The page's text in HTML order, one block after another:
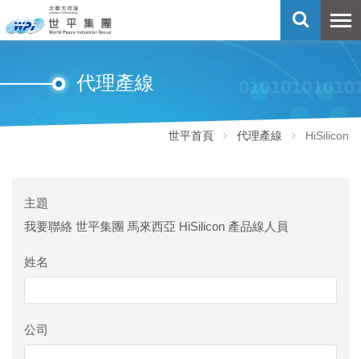
代理產線
世平首頁 代理產線 HiSilicon
主題
我要聯絡 世平集團 馬來西亞 HiSilicon 產品線人員
姓名
公司